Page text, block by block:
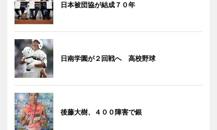
日本被団協が結成７０年
日南学園が２回戦へ 高校野球
後藤大樹、４００障害で銀